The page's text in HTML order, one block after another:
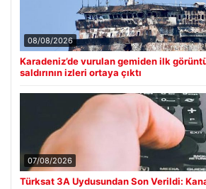
08/08/2026
Karadeniz’de vurulan gemiden ilk
saldırının izleri ortaya çıktı
07/08/2026
Türksat 3A Uydusundan Son Verildi: